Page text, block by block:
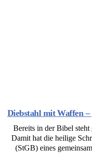
Diebstahl mit Waffen –
Bereits in der Bibel steht
Damit hat die heilige
(StGB) eines